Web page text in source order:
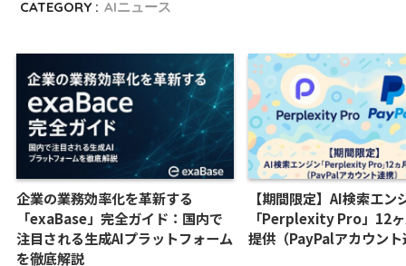
CATEGORY : AIニュース
企業の業務効率化を革新する
「exaBase」完全ガイド：国内で
注目される生成AIプラットフォーム
を徹底解説
【期間限定】AI検索エン
「Perplexity Pro」12
提供（PayPalアカウン